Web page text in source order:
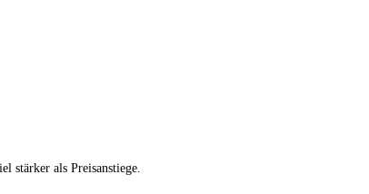
stärker als Preisanstiege.